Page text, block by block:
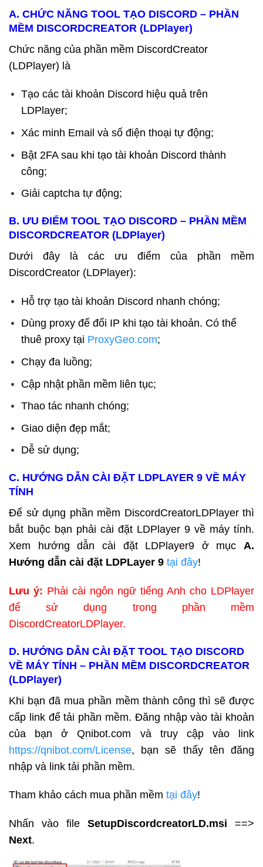
A. CHỨC NĂNG TOOL TẠO DISCORD – PHẦN
MỀM DISCORDCREATOR (LDPlayer)
Chức năng của phần mềm DiscordCreator
(LDPlayer) là
Tạo các tài khoản Discord hiệu quả trên
LDPlayer;
Xác minh Email và số điện thoại tự động;
Bật 2FA sau khi tạo tài khoản Discord thành
công;
Giải captcha tự động;
B. ƯU ĐIỂM TOOL TẠO DISCORD – PHẦN MỀM
DISCORDCREATOR (LDPlayer)
Dưới đây là các ưu điểm của phần mềm
DiscordCreator (LDPlayer):
Hỗ trợ tạo tài khoản Discord nhanh chóng;
Dùng proxy để đổi IP khi tạo tài khoản. Có thể
thuê proxy tại ProxyGeo.com;
Chạy đa luồng;
Cập nhật phần mềm liên tục;
Thao tác nhanh chóng;
Giao diện đẹp mắt;
Dễ sử dụng;
C. HƯỚNG DẪN CÀI ĐẶT LDPLAYER 9 VỀ MÁY
TÍNH
Để sử dụng phần mềm DiscordCreatorLDPlayer thì
bắt buộc bạn phải cài đặt LDPlayer 9 về máy tính.
Xem hướng dẫn cài đặt LDPlayer9 ở mục A.
Hướng dẫn cài đặt LDPLayer 9 tại đây!
Lưu ý: Phải cài ngôn ngữ tiếng Anh cho LDPlayer
để sử dụng trong phần mềm
DiscordCreatorLDPlayer.
D. HƯỚNG DẪN CÀI ĐẶT TOOL TẠO DISCORD
VỀ MÁY TÍNH – PHẦN MỀM DISCORDCREATOR
(LDPlayer)
Khi bạn đã mua phần mềm thành công thì sẽ được
cấp link để tải phần mềm. Đăng nhập vào tài khoản
của bạn ở Qnibot.com và truy cập vào link
https://qnibot.com/License, bạn sẽ thấy tên đăng
nhập và link tải phần mềm.
Tham khảo cách mua phần mềm tại đây!
Nhấn vào file SetupDiscordcreatorLD.msi ==>
Next.